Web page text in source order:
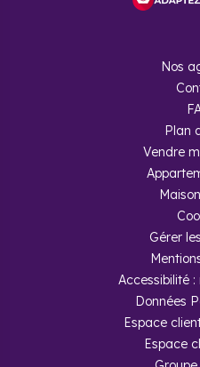
Nos
Plan
Vendre
Gérer
Accessibilité
Données
Espace
Espace